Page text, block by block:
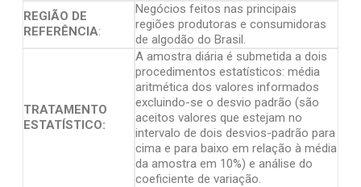
REGIÃO DE
REFERÊNCIA:
Negócios feitos nas principais
regiões produtoras e consumidoras
de algodão do Brasil.
TRATAMENTO
ESTATÍSTICO:
A amostra diária é submetida a dois
procedimentos estatísticos: média
aritmética dos valores informados
excluindo-se o desvio padrão (são
aceitos valores que estejam no
intervalo de dois desvios-padrão para
cima e para baixo em relação à média
da amostra em 10%) e análise do
coeficiente de variação.